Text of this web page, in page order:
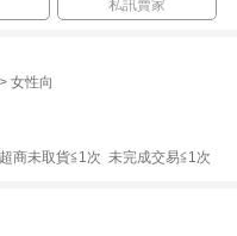
私訊賣家
女性向
商未取貨≦1次 未完成交易≦1次